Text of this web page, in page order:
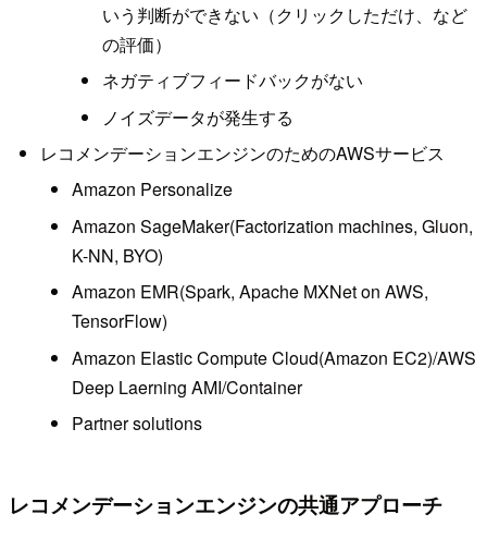
いう判断ができない（クリックしただけ、など
の評価）
ネガティブフィードバックがない
ノイズデータが発生する
レコメンデーションエンジンのためのAWSサービス
Amazon Personalize
Amazon SageMaker(Factorization machines, Gluon,
K-NN, BYO)
Amazon EMR(Spark, Apache MXNet on AWS,
TensorFlow)
Amazon Elastic Compute Cloud(Amazon EC2)/AWS
Deep Laerning AMI/Container
Partner solutions
レコメンデーションエンジンの共通アプローチ